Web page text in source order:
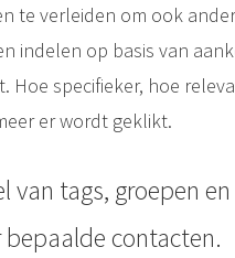
te verleiden om ook
indelen op basis van
Hoe specifieker, hoe
er wordt geklikt.
van tags, groepen
contacten.